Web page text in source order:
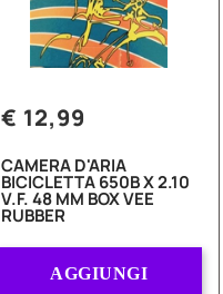
€ 12,99
CAMERA D'ARIA
BICICLETTA 650B X 2.10
V.F. 48 MM BOX VEE
RUBBER
AGGIUNGI